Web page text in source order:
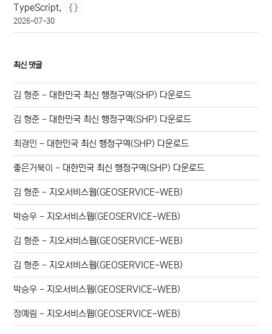
TypeScript, {}
2026-07-30
최신 댓글
김 형준 - 대한민국 최신 행정구역(SHP) 다운로드
김 형준 - 대한민국 최신 행정구역(SHP) 다운로드
최경민 - 대한민국 최신 행정구역(SHP) 다운로드
좋은거북이 - 대한민국 최신 행정구역(SHP) 다운로드
김 형준 -지오서비스웹(GEOSERVICE-WEB)
박승우 -지오서비스웹(GEOSERVICE-WEB)
김 형준 -지오서비스웹(GEOSERVICE-WEB)
김 형준 -지오서비스웹(GEOSERVICE-WEB)
박승우 -지오서비스웹(GEOSERVICE-WEB)
정예림 -지오서비스웹(GEOSERVICE-WEB)